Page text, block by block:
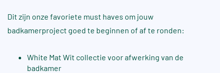
Dit zijn onze favoriete must haves om jouw
badkamerproject goed te beginnen of af te ronden:
White Mat Wit collectie voor afwerking van de
badkamer